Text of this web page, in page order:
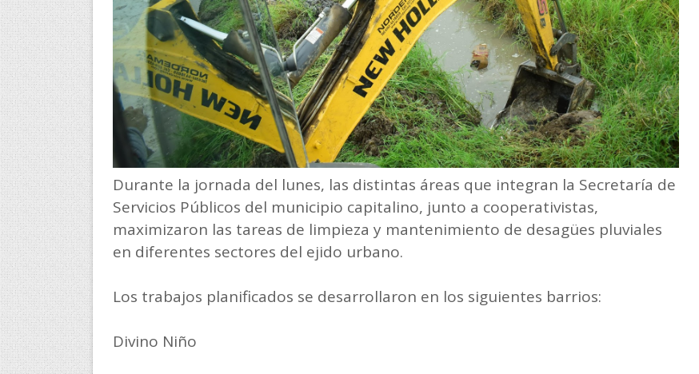
Durante la jornada del lunes, las distintas áreas que integran la Secretaría de
Servicios Públicos del municipio capitalino, junto a cooperativistas,
maximizaron las tareas de limpieza y mantenimiento de desagües pluviales
en diferentes sectores del ejido urbano.
Los trabajos planificados se desarrollaron en los siguientes barrios:
Divino Niño